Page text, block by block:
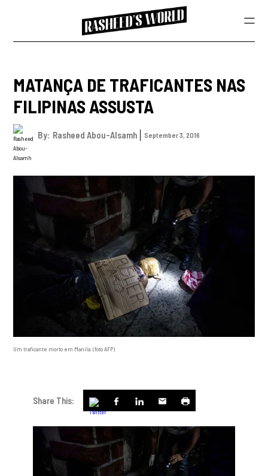
MATANÇA DE TRAFICANTES NAS
FILIPINAS ASSUSTA
By: Rasheed Abou-Alsamh September 3, 2016
Um traficante morto em Manila. (foto AFP)
Share This: